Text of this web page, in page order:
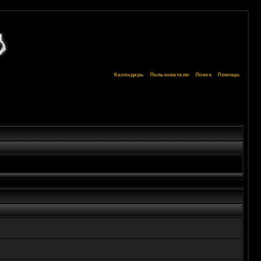
Помощь
Поиск
Пользователи
Календарь